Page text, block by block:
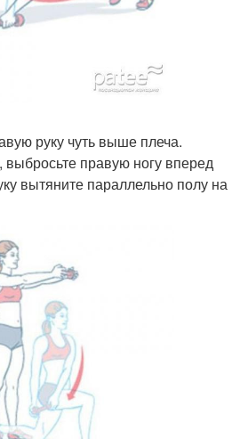
руку чуть выше плеча.
выбросьте правую ногу вперед
вытяните параллельно полу на